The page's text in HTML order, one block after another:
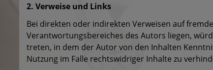
2. Verweise und Links
Bei direkten oder indirekten Verweisen auf
Verantwortungsbereiches des Autors liegen,
treten, in dem der Autor von den Inhalten
Nutzung im Falle rechtswidriger Inhalte zu